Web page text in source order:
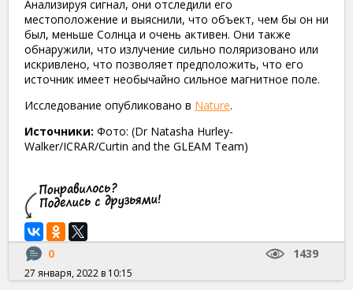
Анализируя сигнал, они отследили его
местоположение и выяснили, что объект, чем бы он ни
был, меньше Солнца и очень активен. Они также
обнаружили, что излучение сильно поляризовано или
искривлено, что позволяет предположить, что его
источник имеет необычайно сильное магнитное поле.
Исследование опубликовано в Nature.
Источники: Фото: (Dr Natasha Hurley-
Walker/ICRAR/Curtin and the GLEAM Team)
0 1439
27 января, 2022 в 10:15